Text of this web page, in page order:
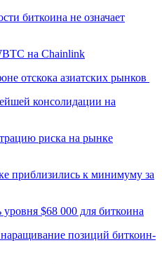
биткоина не означает
на Chainlink
отскока азиатских рынков
консолидации на
риска на рынке
приблизились к минимуму за
$68 000 для биткоина
позиций биткоин-